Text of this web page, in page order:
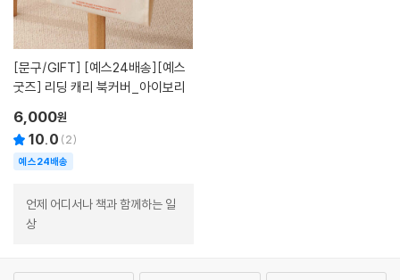
[문구/GIFT]
굿즈] 리딩 캐리 북커버_아이보리
6,000원
10.0 (2)
예스24배송
언제 어디서나 책과 함께하는 일
상